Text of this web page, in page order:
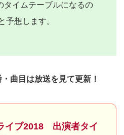
タイムテーブルになるの
予想します。
曲目は放送を見て更新！
ブ2018 出演者タイ